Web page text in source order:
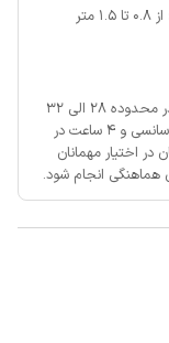
طبیعت و مرداب هسل،
پارک سنگی محمد آباد و
از 0.8 تا 1.5 متر
دمای استاندارد آب‌گرم استخر، در محدوده 28 الی 32
این استخر به صورت سانسی و ۴ ساعت در
اختیار مهمانان
هماهنگی انجام شود.